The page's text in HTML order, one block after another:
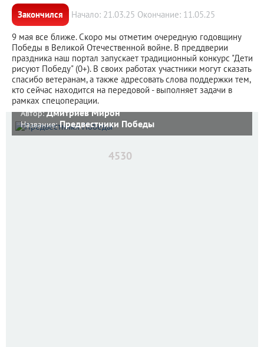
Закончился
Начало: 21.03.25 Окончание: 11.05.25
9 мая все ближе. Скоро мы отметим очередную годовщину
Победы в Великой Отечественной войне. В преддверии
праздника наш портал запускает традиционный конкурс "Дети
рисуют Победу" (0+). В своих работах участники могут сказать
спасибо ветеранам, а также адресовать слова поддержки тем,
кто сейчас находится на передовой - выполняет задачи в
рамках спецоперации.
Автор:Дмитриев Мирон
Название:Предвестники Победы
4530